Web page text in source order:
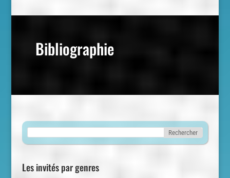
Bibliographie
Les invités par genres